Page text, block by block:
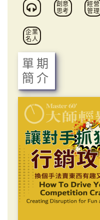
創意
思考
經營
管理
企業
名人
單期
簡介